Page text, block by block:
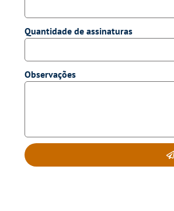
Quantidade de assinaturas
Observações